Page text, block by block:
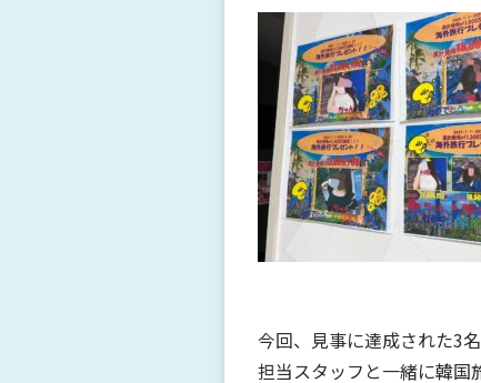
今回、見事に達成された3
担当スタッフと一緒に韓国